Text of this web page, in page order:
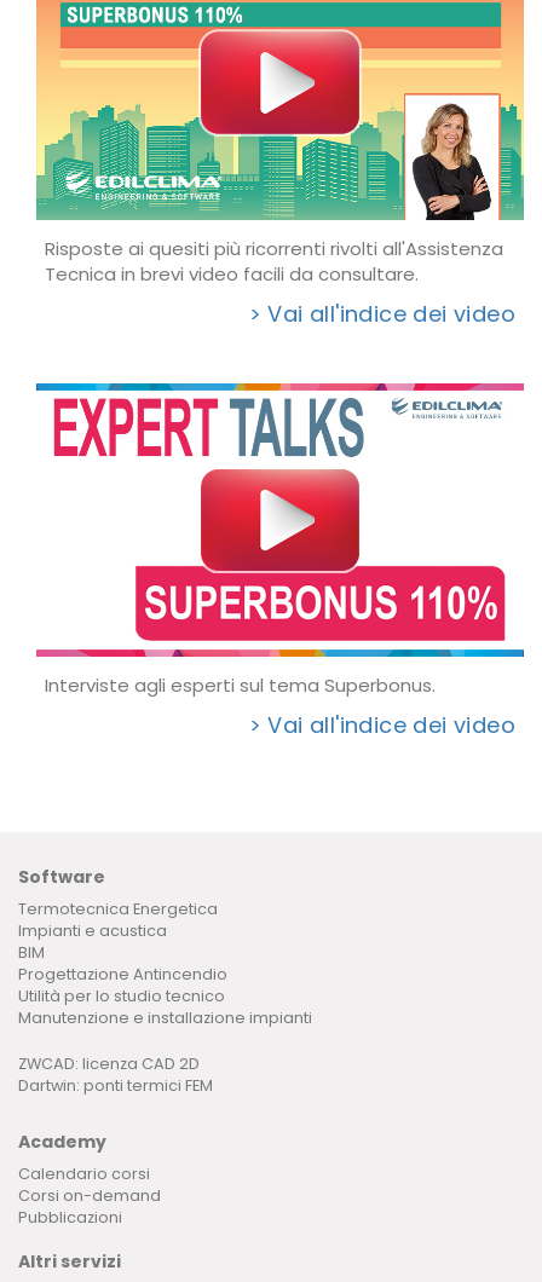
Risposte ai quesiti più ricorrenti rivolti all'Assistenza
Tecnica in brevi video facili da consultare.
> Vai all'indice dei video
Interviste agli esperti sul tema Superbonus.
> Vai all'indice dei video
Software
Termotecnica Energetica
Impianti e acustica
BIM
Progettazione Antincendio
Utilità per lo studio tecnico
Manutenzione e installazione impianti
ZWCAD: licenza CAD 2D
Dartwin: ponti termici FEM
Academy
Calendario corsi
Corsi on-demand
Pubblicazioni
Altri servizi